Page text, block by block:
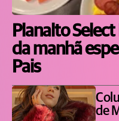
Planalto
da manhã
Pais
de